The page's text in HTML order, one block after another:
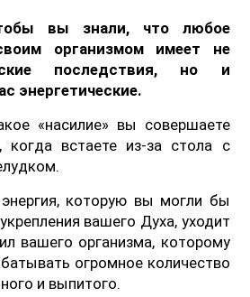
вы знали, что любое
организмом имеет не
последствия, но и
энергетические.
«насилие» вы совершаете
встаете из-за стола с
которую вы могли бы
вашего Духа, уходит
вашего организма, которому
огромное количество
и выпитого.